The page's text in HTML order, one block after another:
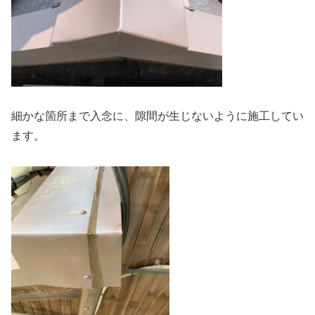
細かな箇所まで入念に、隙間が生じないように施工してい
ます。